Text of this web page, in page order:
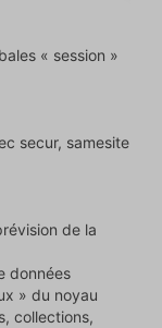
« session »
secur, samesite
de la
données
» du noyau
collections,